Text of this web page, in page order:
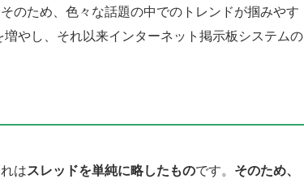
のため、色々な話題の中でのトレンドが掴みやす
やし、それ以来インターネット掲示板システムの
はスレッドを単純に略したものです。 そのため、